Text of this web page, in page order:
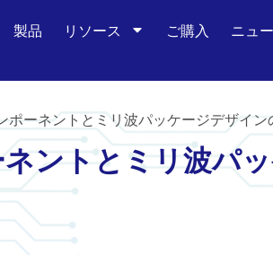
製品 リソース ご購入 ニュ
ポーネントとミリ波パッケージデザイン
ネントとミリ波パ